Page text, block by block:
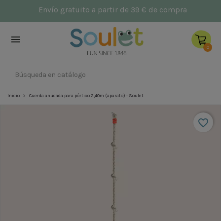
NUEVO: Parques infantiles

0
Inicio Cuerda anudada para pórtico 2,40m (aparato) - Soulet
favorite_border